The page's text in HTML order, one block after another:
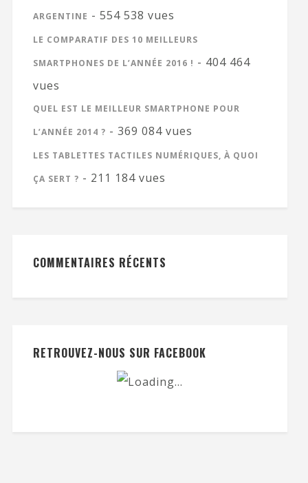
ARGENTINE - 554 538 vues
LE COMPARATIF DES 10 MEILLEURS
SMARTPHONES DE L’ANNÉE 2016 ! - 404 464
vues
QUEL EST LE MEILLEUR SMARTPHONE POUR
L’ANNÉE 2014 ? - 369 084 vues
LES TABLETTES TACTILES NUMÉRIQUES, À QUOI
ÇA SERT ? - 211 184 vues
COMMENTAIRES RÉCENTS
RETROUVEZ-NOUS SUR FACEBOOK